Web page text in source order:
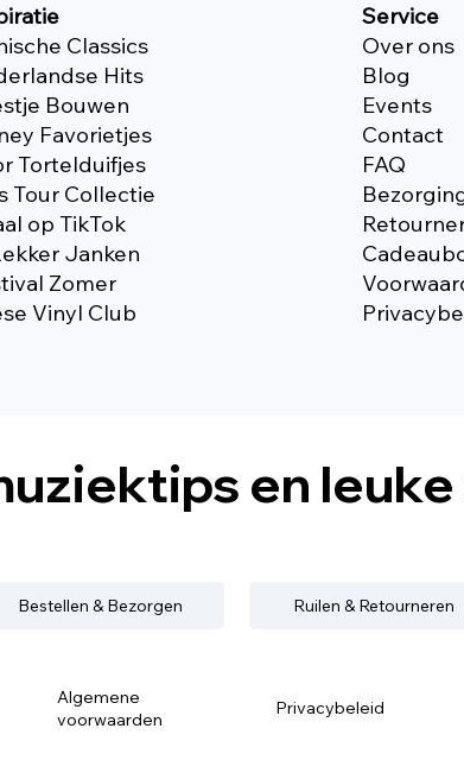
Classics
Hits
Bouwen
Favorietjes
Tortelduifjes
Tour Collectie
op TikTok
Janken
Zomer
Vinyl Club
Service
Over ons
Blog
Events
Contact
FAQ
en
Bestellen & Bezorgen Ruilen & Retourneren
Algemene
voorwaarden
Privacybeleid